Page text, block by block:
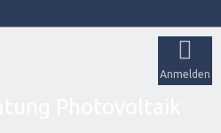
Anmelden